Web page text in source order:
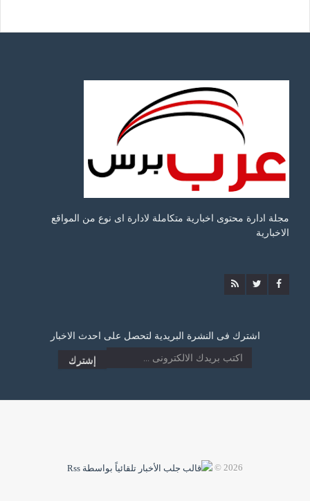
مجلة ادارة محتوى اخبارية متكاملة لادارة اى نوع من المواقع
الاخبارية
اشترك فى النشرة البريدية لتحصل على احدث الاخبار
2026 ©